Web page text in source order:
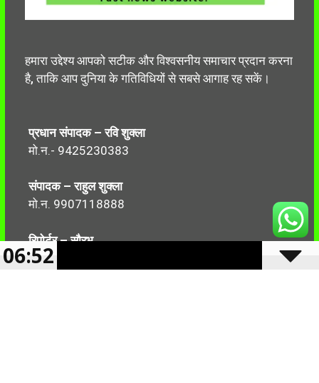
हमारा उद्देश्य आपको सटीक और विश्वसनीय समाचार प्रदान करना
है, ताकि आप दुनिया के गतिविधियों से सबसे आगाह रह सकें।
प्रधान संपादक – रवि शुक्ला
मो.न.- 9425230383
संपादक – राहुल शुक्ला
मो.न. 9907118888
रिपोर्टर – सौरभ
मो.न.-7499999906
06:52